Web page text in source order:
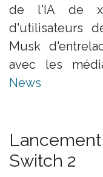
de l'IA de
d'utilisateurs
Musk
avec les
News
Switch 2